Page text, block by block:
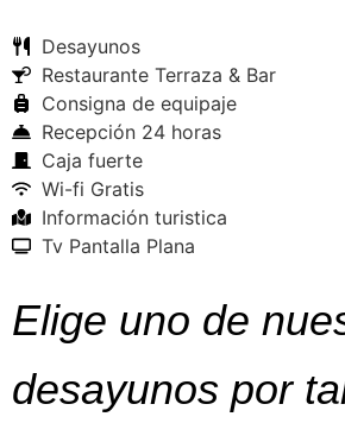
Desayunos
Restaurante Terraza & Bar
Consigna de equipaje
Recepción 24 horas
Caja fuerte
Wi-fi Gratis
Información turistica
Tv Pantalla Plana
Elige uno de
desayunos por